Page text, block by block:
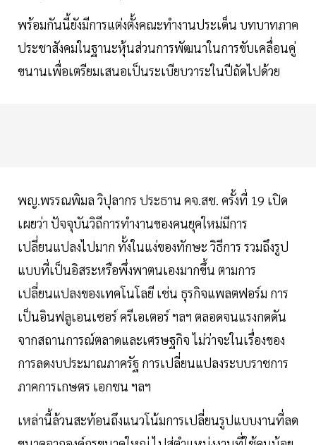
พร้อมกันนี้ยังมีการแต่งตั้งคณะทำงานประเด็น บทบาทภาค
ประชาสังคมในฐานะหุ้นส่วนการพัฒนาในการขับเคลื่อนคู่
ขนานเพื่อเตรียมเสนอเป็นระเบียบวาระในปีถัดไปด้วย
พญ.พรรณพิมล วิปุลากร ประธาน คจ.สช. ครั้งที่ 19 เปิด
เผยว่า ปัจจุบันวิถีการทำงานของคนยุคใหม่มีการ
เปลี่ยนแปลงไปมาก ทั้งในแง่ของทักษะ วิธีการ รวมถึงรูป
แบบที่เป็นอิสระหรือพึ่งพาตนเองมากขึ้น ตามการ
เปลี่ยนแปลงของเทคโนโลยี เช่น ธุรกิจแพลตฟอร์ม การ
เป็นอินฟลูเอนเซอร์ ครีเอเตอร์ ฯลฯ ตลอดจนแรงกดดัน
จากสถานการณ์ตลาดและเศรษฐกิจ ไม่ว่าจะในเรื่องของ
การลดงบประมาณภาครัฐ การเปลี่ยนแปลงระบบราชการ
ภาคการเกษตร เอกชน ฯลฯ
เหล่านี้ล้วนสะท้อนถึงแนวโน้มการเปลี่ยนรูปแบบงานที่ลด